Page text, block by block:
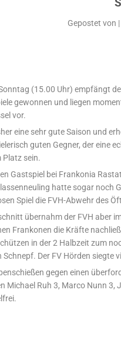
Gepostet von
(15.00 Uhr) empfängt
gewonnen und liegen
vor.
eine sehr gute Saison und
guten Gegner, der eine
Platz sein.
Gastspiel bei Frankonia
hatte sogar noch
Spiel die FVH-Abwehr des
übernahm der FVH aber
Frankonen die Kräfte
in der 2 Halbzeit zum
Schnepf. Der FV Hörden
gegen einen
Michael Ruh 3, Marco Nunn 3,